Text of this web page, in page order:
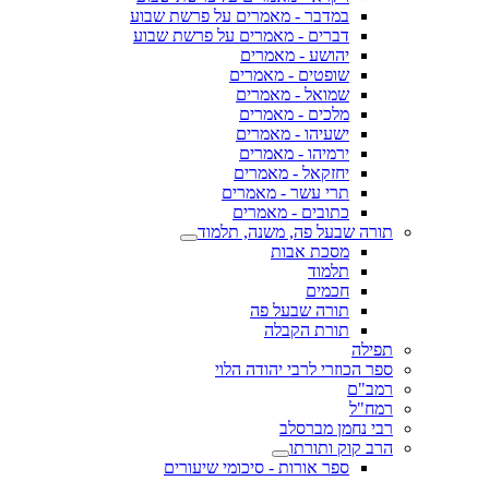
במדבר - מאמרים על פרשת שבוע
דברים - מאמרים על פרשת שבוע
יהושע - מאמרים
שופטים - מאמרים
שמואל - מאמרים
מלכים - מאמרים
ישעיהו - מאמרים
ירמיהו - מאמרים
יחזקאל - מאמרים
תרי עשר - מאמרים
כתובים - מאמרים
תורה שבעל פה, משנה, תלמוד
מסכת אבות
תלמוד
חכמים
תורה שבעל פה
תורת הקבלה
תפילה
ספר הכוזרי לרבי יהודה הלוי
רמב"ם
רמח"ל
רבי נחמן מברסלב
הרב קוק ותורתו
ספר אורות - סיכומי שיעורים